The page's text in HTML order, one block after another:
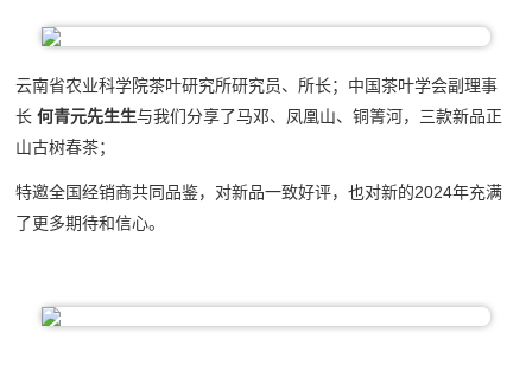
云南省农业科学院茶叶研究所研究员、所长；中国茶叶学会副理事
长何青元先生生与我们分享了马邓、凤凰山、铜箐河，三款新品正
山古树春茶；
特邀全国经销商共同品鉴，对新品一致好评，也对新的2024年充满
了更多期待和信心。